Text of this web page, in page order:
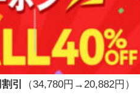
引
（34,780円→20,882円）